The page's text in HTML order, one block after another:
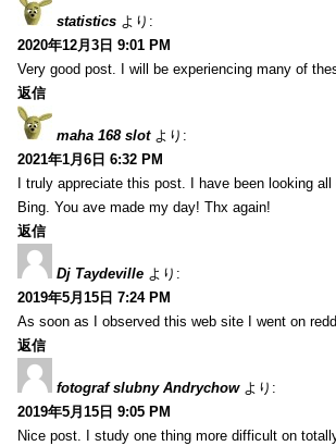
statistics より:
2020年12月3日 9:01 PM
Very good post. I will be experiencing many of
返信
maha 168 slot より:
2021年1月6日 6:32 PM
I truly appreciate this post. I have been looking
Bing. You ave made my day! Thx again!
返信
Dj Taydeville より:
2019年5月15日 7:24 PM
As soon as I observed this web site I went on
返信
fotograf slubny Andrychow より:
2019年5月15日 9:05 PM
Nice post. I study one thing more difficult on